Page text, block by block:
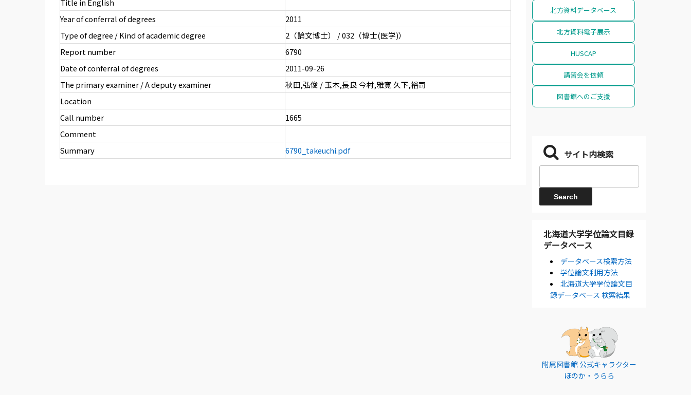
Title in English
Year of conferral of degrees
2011
Type of degree / Kind of academic degree
2（論文博士） / 032（博士(医学)）
Report number
6790
Date of conferral of degrees
2011-09-26
The primary examiner / A deputy examiner
秋田,弘俊 / 玉木,長良 今村,雅寛 久下,裕司
Location
Call number
1665
Comment
Summary
6790_takeuchi.pdf
北方資料データベース
北方資料電子展示
HUSCAP
講習会を依頼
図書館へのご支援
サイト内検索
北海道大学学位論文目録
データベース
データベース検索方法
学位論文利用方法
北海道大学学位論文目
録データベース 検索結果
附属図書館 公式キャラクター
ほのか・うらら